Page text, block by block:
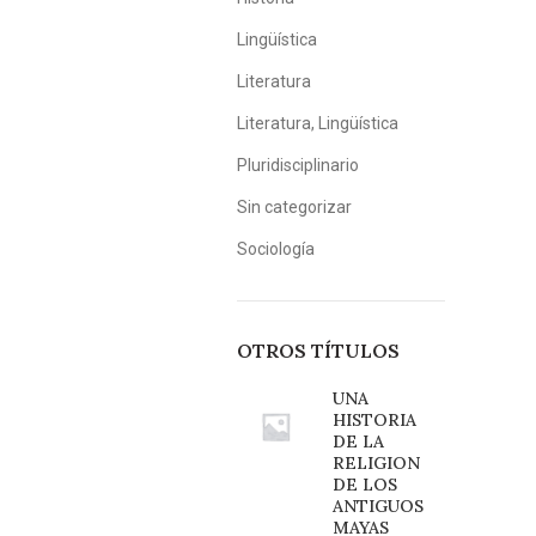
Lingüística
Literatura
Literatura, Lingüística
Pluridisciplinario
Sin categorizar
Sociología
OTROS TÍTULOS
UNA
HISTORIA
DE LA
RELIGION
DE LOS
ANTIGUOS
MAYAS